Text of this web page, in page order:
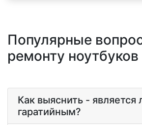
Популярные
ремонту
Как выяснить - является
гаратийным?